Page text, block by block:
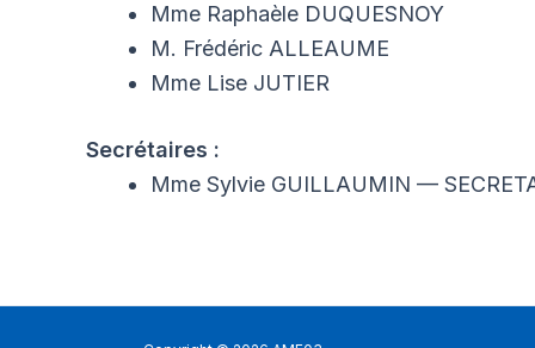
Mme Raphaèle DUQUESNOY
M. Frédéric ALLEAUME
Mme Lise JUTIER
Secrétaires :
Mme Sylvie GUILLAUMIN —